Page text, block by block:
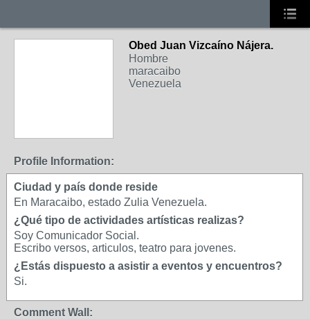
Obed Juan Vizcaíno Nájera.
Hombre
maracaibo
Venezuela
Profile Information:
Ciudad y país donde reside
En Maracaibo, estado Zulia Venezuela.
¿Qué tipo de actividades artísticas realizas?
Soy Comunicador Social.
Escribo versos, articulos, teatro para jovenes.
¿Estás dispuesto a asistir a eventos y encuentros?
Si.
Comment Wall: